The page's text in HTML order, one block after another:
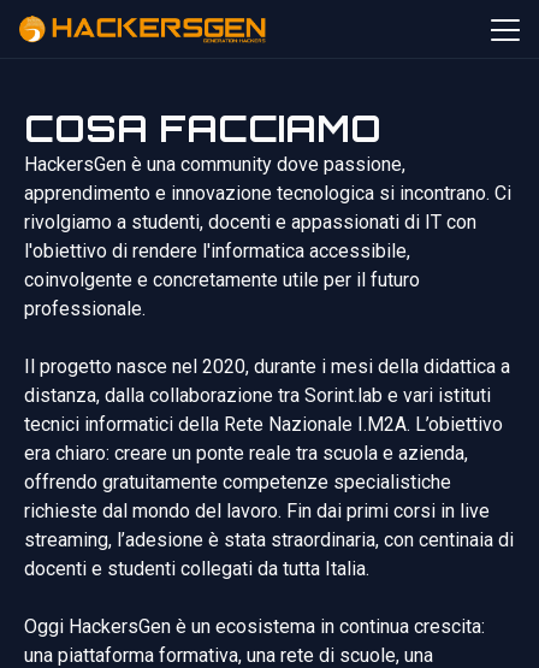
COSA FACCIAMO
HackersGen è una community dove passione,
apprendimento e innovazione tecnologica si incontrano. Ci
rivolgiamo a studenti, docenti e appassionati di IT con
l'obiettivo di rendere l'informatica accessibile,
coinvolgente e concretamente utile per il futuro
professionale.
Il progetto nasce nel 2020, durante i mesi della didattica a
distanza, dalla collaborazione tra Sorint.lab e vari istituti
tecnici informatici della Rete Nazionale I.M2A. L’obiettivo
era chiaro: creare un ponte reale tra scuola e azienda,
offrendo gratuitamente competenze specialistiche
richieste dal mondo del lavoro. Fin dai primi corsi in live
streaming, l’adesione è stata straordinaria, con centinaia di
docenti e studenti collegati da tutta Italia.
Oggi HackersGen è un ecosistema in continua crescita:
una piattaforma formativa, una rete di scuole, una